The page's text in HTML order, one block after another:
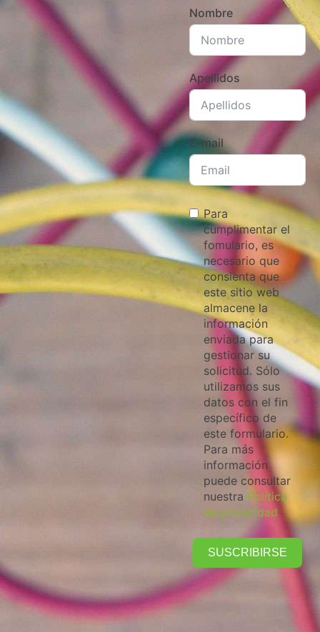
Nombre
Apellidos
E-mail
Para
cumplimentar el
fomulario, es
necesario que
consienta que
este sitio web
almacene la
información
enviada para
gestionar su
solicitud. Sólo
utilizamos sus
datos con el fin
específico de
este formulario.
Para más
información
puede consultar
nuestra Política
de privacidad
SUSCRIBIRSE